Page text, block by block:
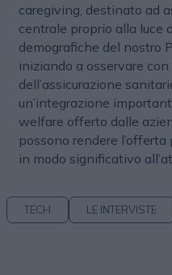
caregiving, destinato ad
centrale proprio alla luce
demografiche del nostro
iniziando a osservare
dell’assicurazione
un’integrazione
welfare offerto dalle
possono rendere
in modo significativo
TECH LE INTERVISTE